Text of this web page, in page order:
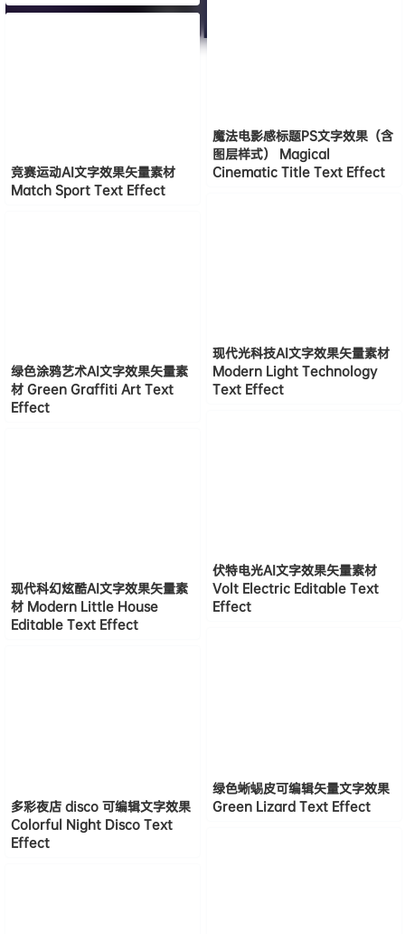
魔法电影感标题PS文字效果（含
图层样式） Magical
Cinematic Title Text Effect
竞赛运动AI文字效果矢量素材
Match Sport Text Effect
现代光科技AI文字效果矢量素材
Modern Light Technology
Text Effect
绿色涂鸦艺术AI文字效果矢量素
材 Green Graffiti Art Text
Effect
伏特电光AI文字效果矢量素材
Volt Electric Editable Text
Effect
现代科幻炫酷AI文字效果矢量素
材 Modern Little House
Editable Text Effect
绿色蜥蜴皮可编辑矢量文字效果
Green Lizard Text Effect
多彩夜店 disco 可编辑文字效果
Colorful Night Disco Text
Effect